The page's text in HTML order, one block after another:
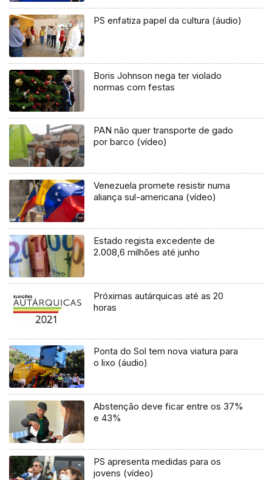
PS enfatiza papel da cultura (áudio)
Boris Johnson nega ter violado
normas com festas
PAN não quer transporte de gado
por barco (vídeo)
Venezuela promete resistir numa
aliança sul-americana (vídeo)
Estado regista excedente de
2.008,6 milhões até junho
Próximas autárquicas até as 20
horas
Ponta do Sol tem nova viatura para
o lixo (áudio)
Abstenção deve ficar entre os 37%
e 43%
PS apresenta medidas para os
jovens (vídeo)